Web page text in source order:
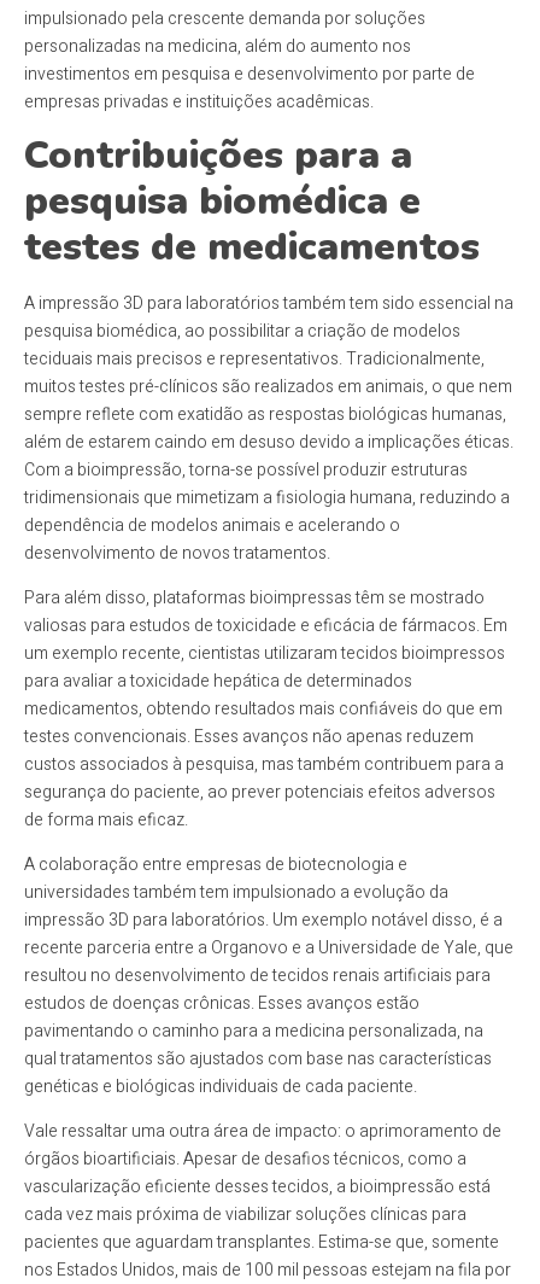
impulsionado pela crescente demanda por soluções
personalizadas na medicina, além do aumento nos
investimentos em pesquisa e desenvolvimento por parte de
empresas privadas e instituições acadêmicas.
Contribuições para a
pesquisa biomédica e
testes de medicamentos
A impressão 3D para laboratórios também tem sido essencial na
pesquisa biomédica, ao possibilitar a criação de modelos
teciduais mais precisos e representativos. Tradicionalmente,
muitos testes pré-clínicos são realizados em animais, o que nem
sempre reflete com exatidão as respostas biológicas humanas,
além de estarem caindo em desuso devido a implicações éticas.
Com a bioimpressão, torna-se possível produzir estruturas
tridimensionais que mimetizam a fisiologia humana, reduzindo a
dependência de modelos animais e acelerando o
desenvolvimento de novos tratamentos.
Para além disso, plataformas bioimpressas têm se mostrado
valiosas para estudos de toxicidade e eficácia de fármacos. Em
um exemplo recente, cientistas utilizaram tecidos bioimpressos
para avaliar a toxicidade hepática de determinados
medicamentos, obtendo resultados mais confiáveis do que em
testes convencionais. Esses avanços não apenas reduzem
custos associados à pesquisa, mas também contribuem para a
segurança do paciente, ao prever potenciais efeitos adversos
de forma mais eficaz.
A colaboração entre empresas de biotecnologia e
universidades também tem impulsionado a evolução da
impressão 3D para laboratórios. Um exemplo notável disso, é a
recente parceria entre a Organovo e a Universidade de Yale, que
resultou no desenvolvimento de tecidos renais artificiais para
estudos de doenças crônicas. Esses avanços estão
pavimentando o caminho para a medicina personalizada, na
qual tratamentos são ajustados com base nas características
genéticas e biológicas individuais de cada paciente.
Vale ressaltar uma outra área de impacto: o aprimoramento de
órgãos bioartificiais. Apesar de desafios técnicos, como a
vascularização eficiente desses tecidos, a bioimpressão está
cada vez mais próxima de viabilizar soluções clínicas para
pacientes que aguardam transplantes. Estima-se que, somente
nos Estados Unidos, mais de 100 mil pessoas estejam na fila por